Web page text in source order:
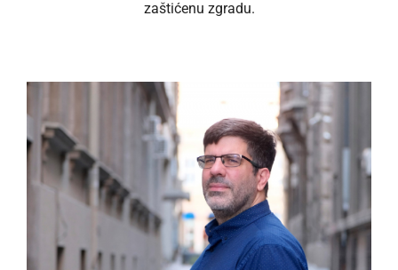
zaštićenu zgradu.